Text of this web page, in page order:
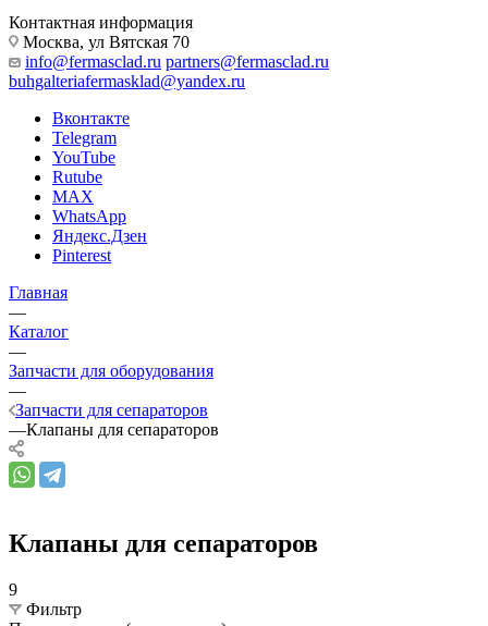
Контактная информация
Москва, ул Вятская 70
info@fermasclad.ru partners@fermasclad.ru
buhgalteriafermasklad@yandex.ru
Вконтакте
Telegram
YouTube
Rutube
MAX
WhatsApp
Яндекс.Дзен
Pinterest
Главная
—
Каталог
—
Запчасти для оборудования
—
Запчасти для сепараторов
—Клапаны для сепараторов
Клапаны для сепараторов
9
Фильтр